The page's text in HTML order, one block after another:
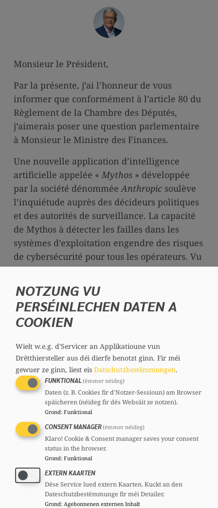
media
links
Monsieur le Président,
Par la présente, j’ai l’honneur de vous
informer que conformément à l’article 80 du
Règlement de la Chambre des Députés,
j’aimerais poser une question parlementaire
à Monsieur le Ministre des Finances.
Une nouvelle application d’intelligence
artificielle appelée « Mythos » développée
par la société dénomméeAnthropicsoulève
l’inquiétude auprès des décideurs politiques
et des autorités de surveillance. La capacité
de Mythos à détecter les failles dans les
systèmes d’exploitation engendre des risques
de cybersécurité pour tous les opérateurs. Vu
leur importance systémique, les régulateurs
du secteur financier sont inquiets de l’impact
potentiel de « Mythos » sur la cybersécurité
des banques.
questions suivantes à Monsieur le Ministre
des Finances :
Quelle est la position de Monsieur le
Ministre au sujet de la menace d’une
intelligence artificielle du type
«Mythos» pour le secteur financier ?
Quelle est la position du régulateur
national à ce sujet et quels sont les
moyens mis en œuvre pour se défendre
contre ce type de phénomènes ?
Monsieur le Ministre a-t-il eu des
NOTZUNG VU
PERSÉINLECHEN DATEN A
COOKIEN
Wielt w.e.g. d'Servicer an Applikatioune vun
Drëtthiersteller aus déi dierfe benotzt ginn. Fir méi
gewuer ze ginn, liest eis Datschutzbestëmmungen.
FUNKTIONAL(ëmmer néideg)
Daten (z. B. Cookies fir d'Notzer-Sessioun) am Browser
späicheren (néideg fir dës Websäit ze notzen).
Grond: Funktional
CONSENT MANAGER(ëmmer néideg)
Klaro! Cookie & Consent manager saves your consent
status in the browser.
Grond: Funktional
EXTERN KAARTEN
Dëse Service lued extern Kaarten. Kuckt an den
Dateschutzbestëmmunge fir méi Detailer.
Grond: Agebonnenen externen Inhalt